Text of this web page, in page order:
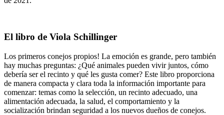
El libro de Viola Schillinger
Los primeros conejos propios! La emoción es grande, pero también
hay muchas preguntas: ¿Qué animales pueden vivir juntos, cómo
debería ser el recinto y qué les gusta comer? Este libro proporciona
de manera compacta y clara toda la información importante para
comenzar: temas como la selección, un recinto adecuado, una
alimentación adecuada, la salud, el comportamiento y la
socialización brindan seguridad a los nuevos dueños de conejos.